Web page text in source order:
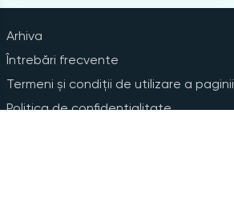
Arhiva
Întrebări frecvente
Termeni și condiții de utilizare a paginii
Politica de confidențialitate